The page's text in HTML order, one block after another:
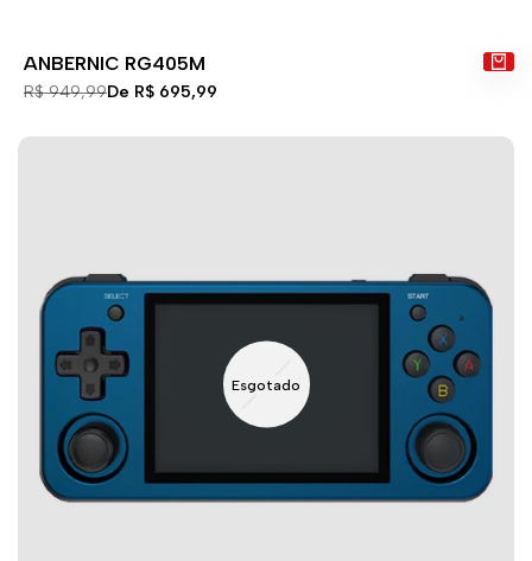
ANBERNIC RG405M
Preço
R$ 949,99Preço
De R$ 695,99
Esgotado